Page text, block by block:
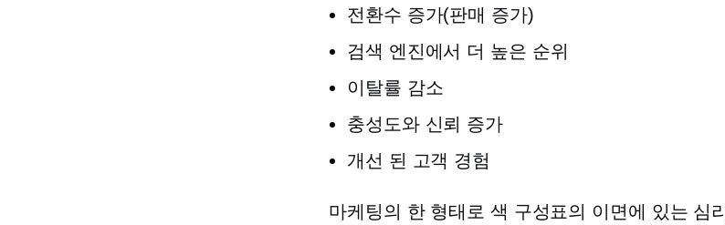
전환수 증가(판매 증가)
검색 엔진에서 더 높은 순위
이탈률 감소
충성도와 신뢰 증가
개선 된 고객 경험
마케팅의 한 형태로 색 구성표의 이면에 있는 심